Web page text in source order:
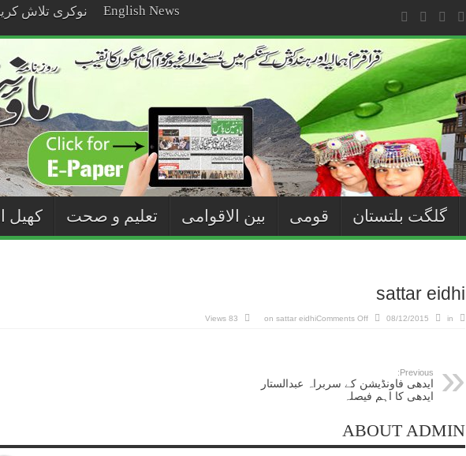
نوکری تلاش English News
گلگت بلتستان قومی بین الاقوامی تعلیم و صحت کھیل
sattar eidhi
in
08/12/2015
Comments Off
on sattar eidhi
83 Views
Previous:
ایدھی فاونڈیشن کے سربراہ عبدالستار
ایدھی کا اہم فیصلہ
ABOUT ADMIN